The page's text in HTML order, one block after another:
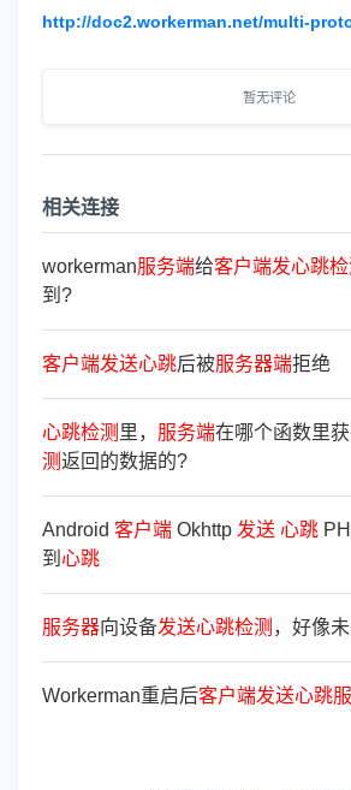
http://doc2.workerman.net/multi-
暂无评论
相关连接
workerman服务端给客户端发心跳检
到?
客户端发送心跳后被服务器端拒绝
心跳检测 里， 服务端在哪个函数里
测返回的数据的?
Android 客户端 Okhttp 发送 心跳
到 心跳
服务器向设备发送心跳检测 ，好像
Workerman重启后客户端发送心跳服